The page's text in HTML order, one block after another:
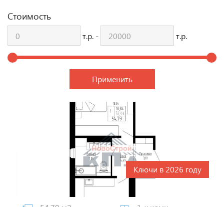
Стоимость
т.р. - т.р.
Ключи в 2026 году